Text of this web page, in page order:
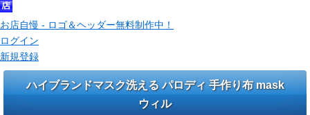
お店自慢 - ロゴ＆ヘッダー無料制作中！
ログイン
新規登録
ハイブランドマスク洗える パロディ 手作り布 mask
ウィル